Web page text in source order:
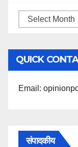
महिने
अनुसार
पढ़ें
QUICK
Email:
संपादकीय